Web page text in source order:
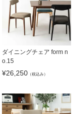
ダイニングチェア form n
o.15
¥26,250（税込み）